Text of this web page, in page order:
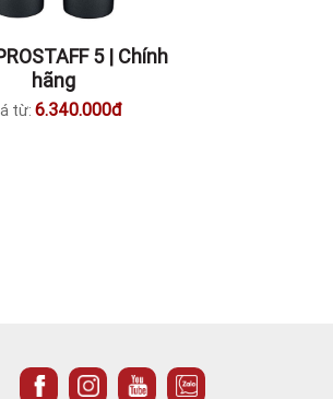
5 | Chính
hãng
từ: 6.340.000đ